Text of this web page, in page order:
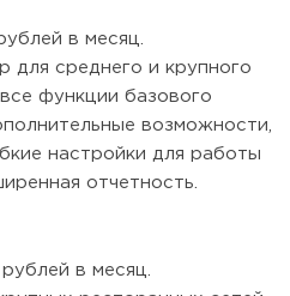
в месяц.
для среднего и крупного
функции базового
возможности,
настройки для работы
отчетность.
рублей в месяц.